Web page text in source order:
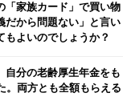
「家族カード」で買い物
だから問題ない」と言い
もよいのでしょうか？
自分の老齢厚生年金をも
。両方とも全額もらえる